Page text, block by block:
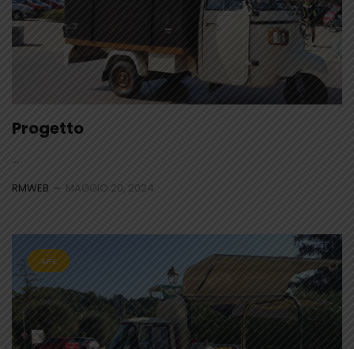
Progetto
...
RMWEB MAGGIO 20, 2024
APE